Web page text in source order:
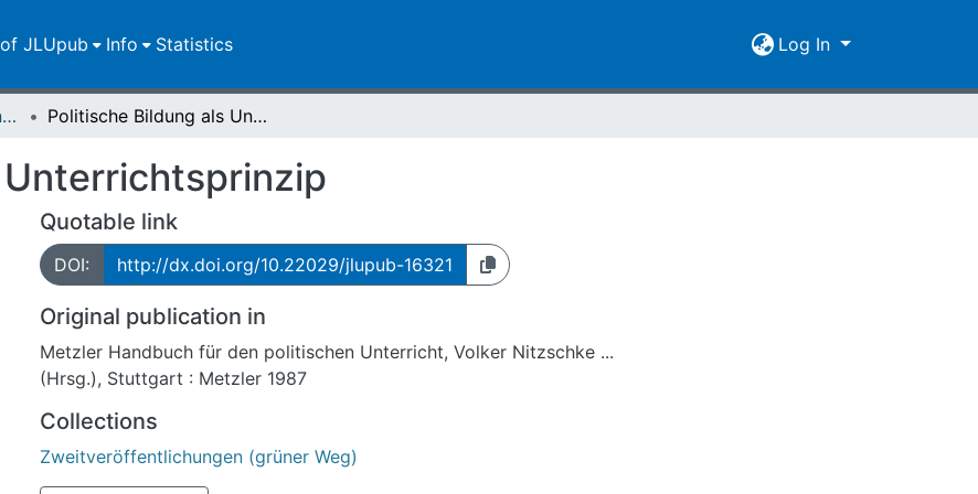
JLUpub Info Statistics Log In
Zweitveröffentlichungen (grüner Weg) Politische Bildung als Unterrichtsprinzip
Quotable link
DOI: http://dx.doi.org/10.22029/jlupub-16321
Original publication in
Metzler Handbuch für den politischen Unterricht, Volker Nitzschke ...
(Hrsg.), Stuttgart : Metzler 1987
Collections
Zweitveröffentlichungen (grüner Weg)